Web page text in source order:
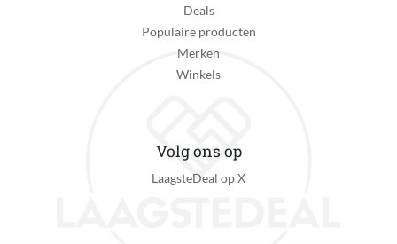
Deals
Populaire producten
Merken
Winkels
Volg ons op
LaagsteDeal op X